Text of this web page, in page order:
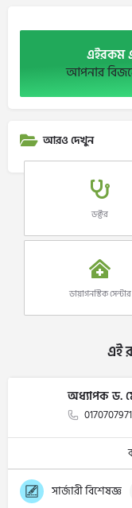
এইরকম
আপনার
আরও দেখুন
ডক্টর
ডায়াগনস্টিক সেন্টার
এই
অধ্যাপক ড.
সার্জারী বিশেষজ্ঞ